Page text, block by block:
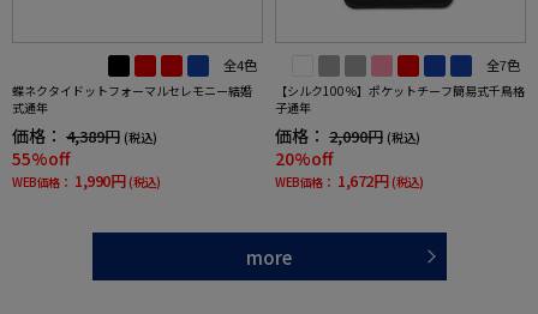
全4色
蝶ネクタイドットフォーマルセレモニー結婚
式通年
価格： 4,389円 (税込)
55%off
WEB価格： 1,990円 (税込)
全7色
【シルク100％】ポケットチーフ簡易式千鳥格
子通年
価格： 2,090円 (税込)
20%off
WEB価格： 1,672円 (税込)
more